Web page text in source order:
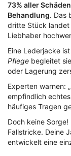
73% aller
Behandlung. Das
dritte Stück landet
Liebhaber
Eine Lederjacke
Pflege begleitet
oder Lagerung
Experten warnen:
empfindlich echtes
häufiges Tragen
Doch keine
Fallstricke. Deine
entwickelt eine